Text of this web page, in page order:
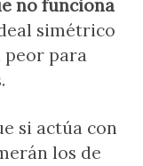
no funciona
simétrico
peor para
si actúa con
los de